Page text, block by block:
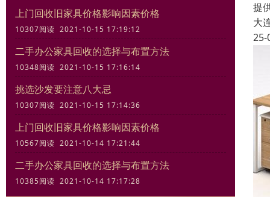
上门回收旧家具价格影响因素价格
10307阅读 2021-10-15 17:19:12
二手办公家具回收的选择与布置方法
10348阅读 2021-10-15 17:16:14
挑选沙发要注意八大忌
10307阅读 2021-10-15 17:14:36
上门回收旧家具价格影响因素价格
10567阅读 2021-10-14 17:21:44
二手办公家具回收的选择与布置方法
10385阅读 2021-10-14 17:17:28
提
大
25-